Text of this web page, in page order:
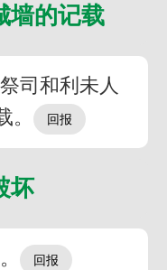
的记载
司和利未人
坏